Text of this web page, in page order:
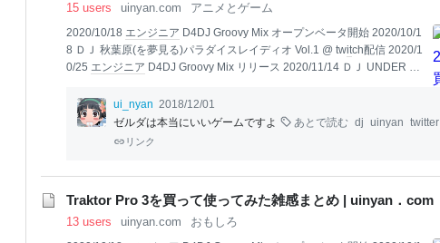
15 users uinyan.com アニメとゲーム
2020/10/18 エンジニア D4DJ Groovy Mix オープンベータ開始 2020/10/1
8 ＤＪ 秋葉原(を夢見る)パラダイスレイディオ Vol.1 @ twitch配信 2020/1
0/25 エンジニア D4DJ Groovy Mix リリース 2020/11/14 ＤＪ UNDER Fr
いりましたのでいつものやつをやります。 「2018年中に買い物をしなき
ゃ！」というかた、必見です。 Nintendo Switch ＆ ゼルダの伝説 ブレス
オブ ザ ワイルド Nintendo
ui_nyan 2018/12/01
ゼルダは本当にいいゲームですよ
あとで読む dj uinyan twitter
リンク
Traktor Pro 3を買って使ってみた雑感まとめ | uinyan．com
13 users uinyan.com おもしろ